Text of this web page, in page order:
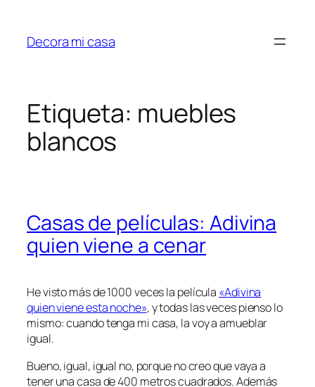
contenido
Decora mi casa
Etiqueta: muebles
blancos
Casas de películas: Adivina
quien viene a cenar
He visto más de 1000 veces la película «Adivina
quien viene esta noche», y todas las veces pienso lo
mismo: cuando tenga mi casa, la voy a amueblar
igual.
Bueno, igual, igual no, porque no creo que vaya a
tener una casa de 400 metros cuadrados. Además